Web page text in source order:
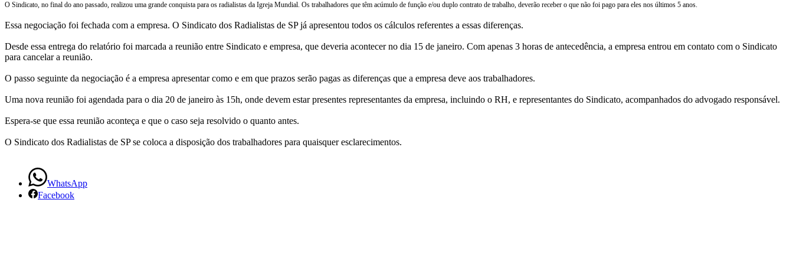
Igreja
Mundial
adiam
reunião
O Sindicato, no final do ano passado, realizou uma grande conquista para os radialistas da Igreja Mundial. Os trabalhadores que têm acúmulo de função e/ou duplo contrato de trabalho, deverão receber o que não foi pago para eles nos últimos 5 anos.
Essa negociação foi fechada com a empresa. O Sindicato dos Radialistas de SP já apresentou todos os cálculos referentes a essas diferenças.
Desde essa entrega do relatório foi marcada a reunião entre Sindicato e empresa, que deveria acontecer no dia 15 de janeiro. Com apenas 3 horas de antecedência, a empresa entrou em contato com o Sindicato
para cancelar a reunião.
O passo seguinte da negociação é a empresa apresentar como e em que prazos serão pagas as diferenças que a empresa deve aos trabalhadores.
Uma nova reunião foi agendada para o dia 20 de janeiro às 15h, onde devem estar presentes representantes da empresa, incluindo o RH, e representantes do Sindicato, acompanhados do advogado responsável.
Espera-se que essa reunião aconteça e que o caso seja resolvido o quanto antes.
O Sindicato dos Radialistas de SP se coloca a disposição dos trabalhadores para quaisquer esclarecimentos.
WhatsApp
Facebook